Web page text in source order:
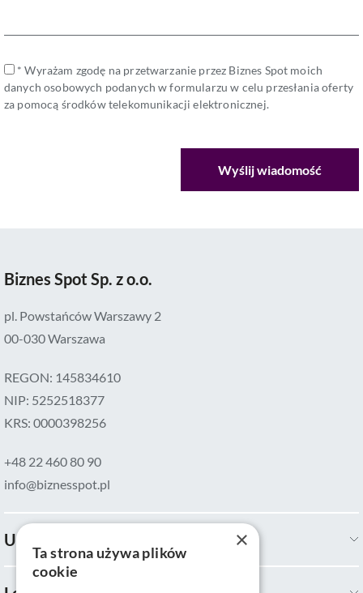
* Wyrażam zgodę na przetwarzanie przez Biznes Spot moich
danych osobowych podanych w formularzu w celu przesłania oferty
za pomocą środków telekomunikacji elektronicznej.
Biznes Spot Sp. z o.o.
pl. Powstańców Warszawy 2
00-030 Warszawa
REGON: 145834610
NIP: 5252518377
KRS: 0000398256
+48 22 460 80 90
info@biznesspot.pl
Usługi ×
Ta strona używa plików
cookie